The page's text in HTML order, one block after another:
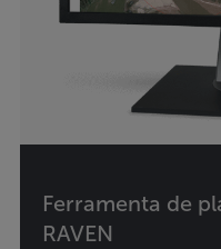
Ferramenta de
RAVEN